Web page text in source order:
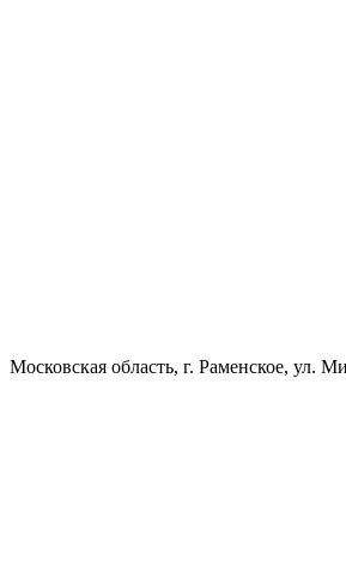
Московская область, г. Раменское, ул.